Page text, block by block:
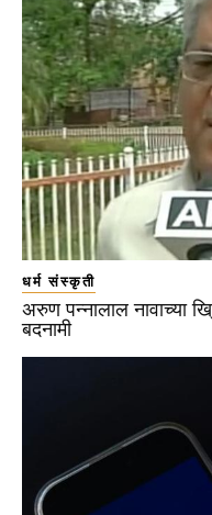
धर्म संस्कृती
अरुण पन्नालाल नावाच्या
बदनामी